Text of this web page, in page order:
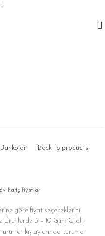
Back to products
hariç fiyatlar
göre fiyat seçeneklerini
Ürünlerde 3 – 10 Gün; Cilalı
kış aylarında kuruma